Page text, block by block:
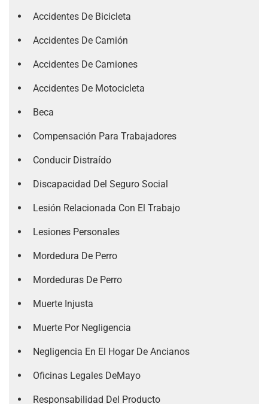
Accidentes De Bicicleta
Accidentes De Camión
Accidentes De Camiones
Accidentes De Motocicleta
Beca
Compensación Para Trabajadores
Conducir Distraído
Discapacidad Del Seguro Social
Lesión Relacionada Con El Trabajo
Lesiones Personales
Mordedura De Perro
Mordeduras De Perro
Muerte Injusta
Muerte Por Negligencia
Negligencia En El Hogar De Ancianos
Oficinas Legales DeMayo
Responsabilidad Del Producto